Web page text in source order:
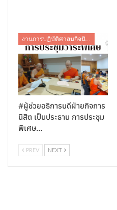
#ผู้ช่วยอธิการบดีฝ่ายกิจการ
นิสิต เป็นประธาน การประชุม
พิเศษ…
PREV NEXT